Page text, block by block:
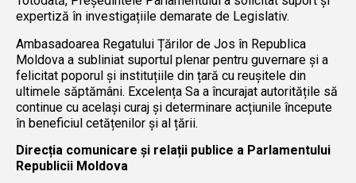
expertiză în investigațiile demarate de Legislativ.
Ambasadoarea Regatului Țărilor de Jos în Republica
Moldova a subliniat suportul plenar pentru guvernare și a
felicitat poporul și instituțiile din țară cu reușitele din
ultimele săptămâni. Excelența Sa a încurajat autoritățile să
continue cu același curaj și determinare acțiunile începute
în beneficiul cetățenilor și al țării.
Direcția comunicare și relații publice a Parlamentului
Republicii Moldova